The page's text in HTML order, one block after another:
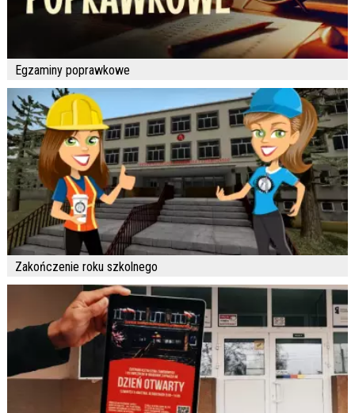
Egzaminy poprawkowe
Zakończenie roku szkolnego